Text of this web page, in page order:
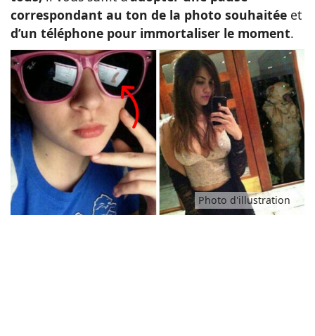
correspondant au ton de la photo souhaitée et
d’un téléphone pour immortaliser le moment.
Photo d'illustration